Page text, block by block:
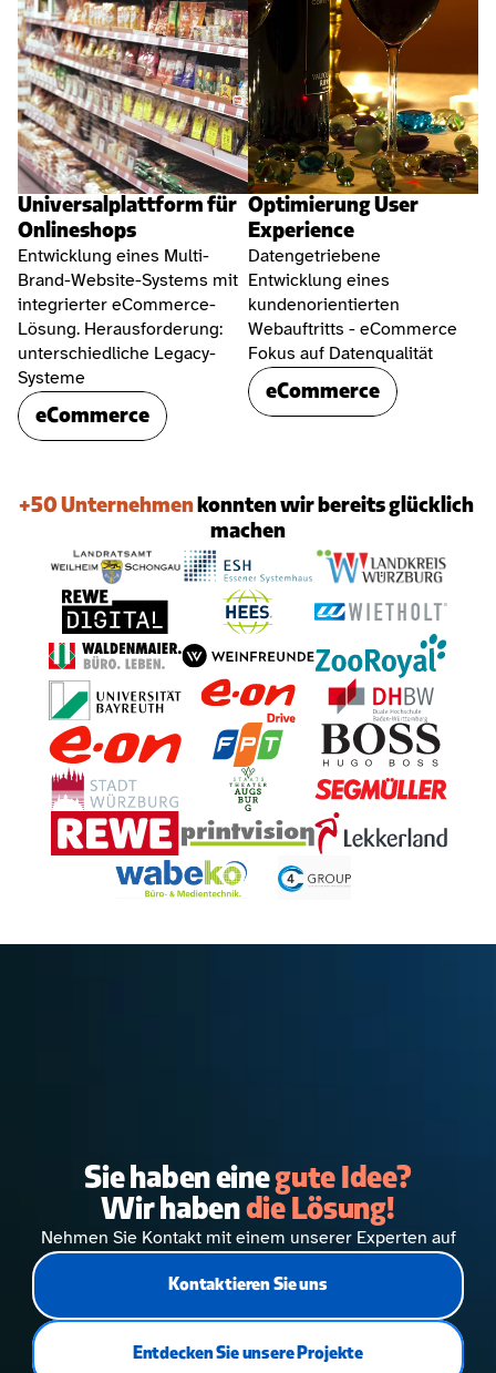
Universalplattform für
Onlineshops
Entwicklung eines Multi-
Brand-Website-Systems mit
integrierter eCommerce-
Lösung. Herausforderung:
unterschiedliche Legacy-
Systeme
eCommerce
Optimierung User
Experience
Datengetriebene
Entwicklung eines
kundenorientierten
Webauftritts - eCommerce
Fokus auf Datenqualität
eCommerce
+50 Unternehmen konnten wir bereits glücklich
machen
Sie haben eine gute Idee?
Wir haben die Lösung!
Nehmen Sie Kontakt mit einem unserer Experten auf
Kontaktieren Sie uns
Entdecken Sie unsere Projekte